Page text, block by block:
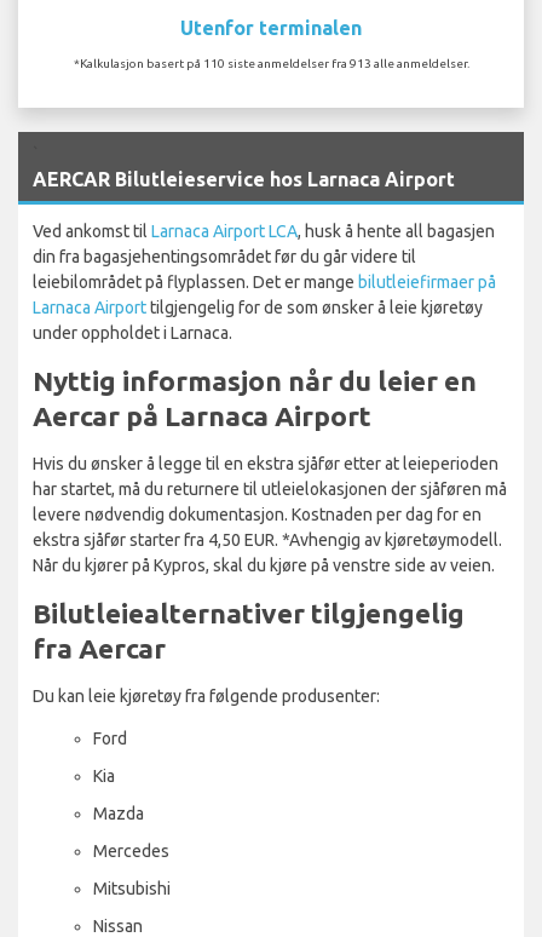
Utenfor terminalen
*Kalkulasjon basert på 110 siste anmeldelser fra 913 alle anmeldelser.
AERCAR Bilutleieservice hos Larnaca Airport
Ved ankomst til Larnaca Airport LCA, husk å hente all bagasjen
din fra bagasjehentingsområdet før du går videre til
leiebilområdet på flyplassen. Det er mange bilutleiefirmaer på
Larnaca Airporttilgjengelig for de som ønsker å leie kjøretøy
under oppholdet i Larnaca.
Nyttig informasjon når du leier en
Aercar på Larnaca Airport
Hvis du ønsker å legge til en ekstra sjåfør etter at leieperioden
har startet, må du returnere til utleielokasjonen der sjåføren må
levere nødvendig dokumentasjon. Kostnaden per dag for en
ekstra sjåfør starter fra 4,50 EUR. *Avhengig av kjøretøymodell.
Når du kjører på Kypros, skal du kjøre på venstre side av veien.
Bilutleiealternativer tilgjengelig
fra Aercar
Du kan leie kjøretøy fra følgende produsenter:
Ford
Kia
Mazda
Mercedes
Mitsubishi
Nissan